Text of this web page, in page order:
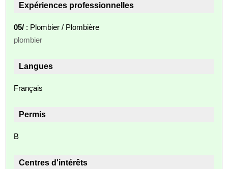
Expériences professionnelles
05/ : Plombier / Plombière
plombier
Langues
Français
Permis
B
Centres d'intérêts